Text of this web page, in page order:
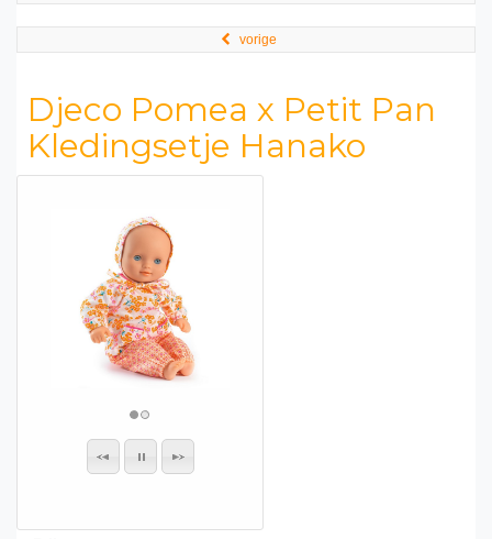
vorige
Djeco Pomea x Petit Pan
Kledingsetje Hanako